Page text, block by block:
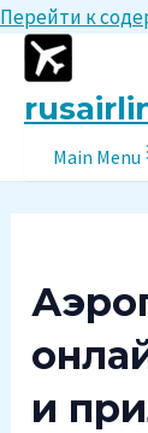
Перейти к
Main Menu
и